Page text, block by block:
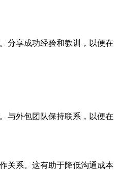
分享成功经验和教训，以便在
与外包团队保持联系，以便在
关系。这有助于降低沟通成本